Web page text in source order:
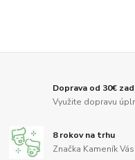
Doprava od 30€
Využite dopravu
8 rokov na trhu
Značka Kameník